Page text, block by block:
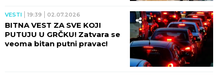
VESTI 19:39 02.07.2026
BITNA VEST ZA SVE KOJI
PUTUJU U GRČKU! Zatvara se
veoma bitan putni pravac!